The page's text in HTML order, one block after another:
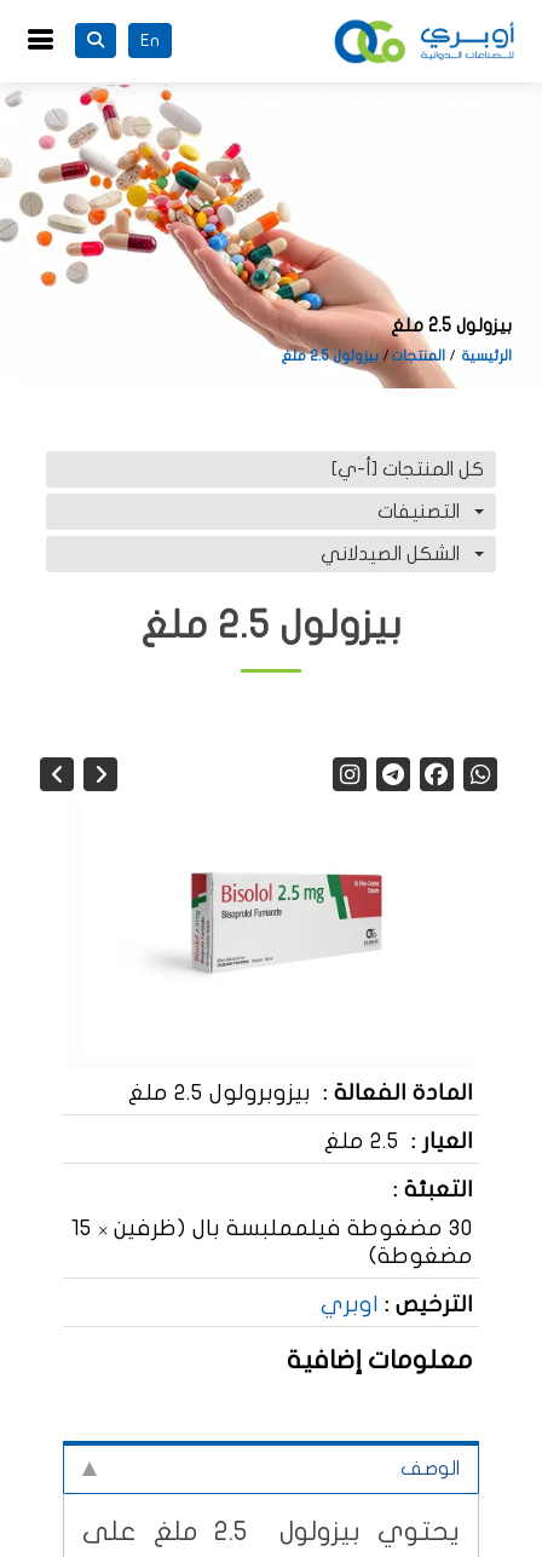
En
بيزولول 2.5 ملغ
الرئيسية المنتجات بيزولول 2.5 ملغ
كل المنتجات [أ-ي]
التصنيفات
الشكل الصيدلاني
بيزولول 2.5 ملغ
المادة الفعالة : بيزوبرولول 2.5 ملغ
العيار : 2.5 ملغ
التعبئة :
30 مضغوطة فيلمملبسة بال (ظرفين × 15
مضغوطة)
الترخيص : اوبري
معلومات إضافية
الوصف
يحتوي بيزولول 2.5 ملغ على